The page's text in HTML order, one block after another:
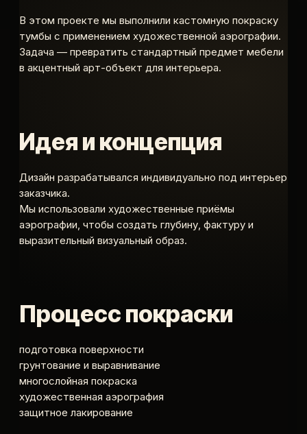
В этом проекте мы выполнили кастомную покраску
тумбы с применением художественной аэрографии.
Задача — превратить стандартный предмет мебели
в акцентный арт-объект для интерьера.
Идея и концепция
Дизайн разрабатывался индивидуально под интерьер
заказчика.
Мы использовали художественные приёмы
аэрографии, чтобы создать глубину, фактуру и
выразительный визуальный образ.
Процесс покраски
подготовка поверхности
грунтование и выравнивание
многослойная покраска
художественная аэрография
защитное лакирование